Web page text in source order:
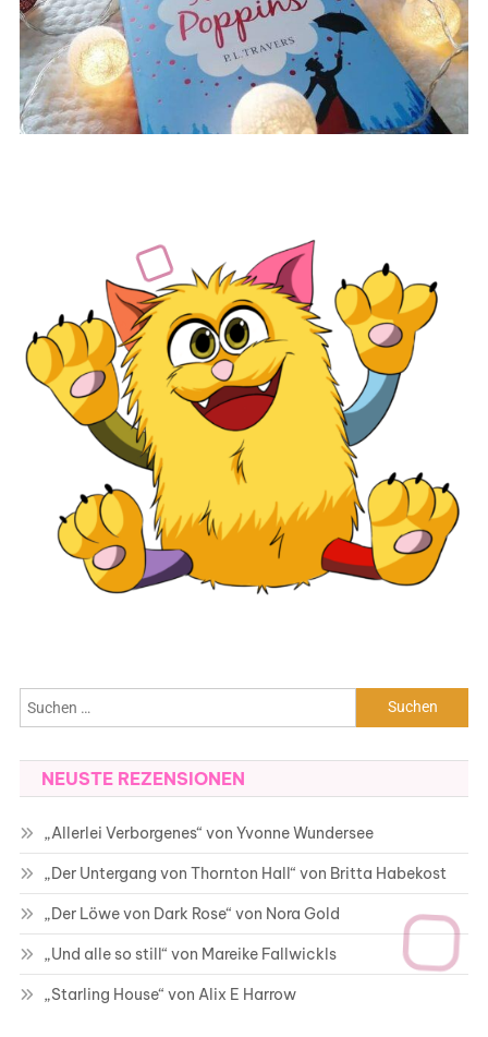
Suchen
nach:
NEUSTE REZENSIONEN
„Allerlei Verborgenes“ von Yvonne Wundersee
„Der Untergang von Thornton Hall“ von Britta Habekost
„Der Löwe von Dark Rose“ von Nora Gold
„Und alle so still“ von Mareike Fallwickls
„Starling House“ von Alix E Harrow